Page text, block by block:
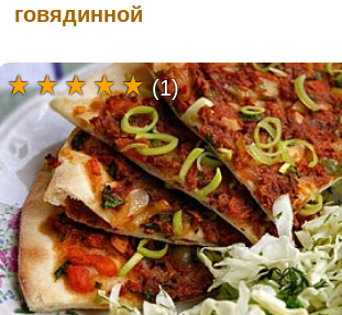
говядинной
(1)